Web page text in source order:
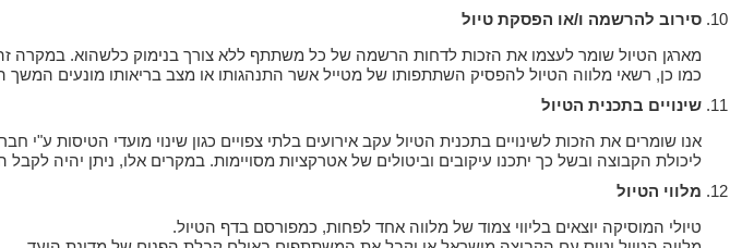
סירוב להרשמה ו/או הפסקת טיול
מארגן הטיול שומר לעצמו את הזכות לדחות הרשמה של כל משתתף ללא צורך בנימוק כלשהוא.
כמו כן, רשאי מלווה הטיול להפסיק השתתפותו של מטייל אשר התנהגותו או מצב בריאותו מונעים
שינויים בתכנית הטיול
אנו שומרים את הזכות לשינויים בתכנית הטיול עקב אירועים בלתי צפויים כגון שינוי מועדי הטיסות
ליכולת הקבוצה ובשל כך יתכנו עיקובים וביטולים של אטרקציות מסויימות. במקרים אלו, ניתן יהיה
מלווי הטיול
טיולי המוסיקה יוצאים בליווי צמוד של מלווה אחד לפחות, כמפורסם בדף הטיול.